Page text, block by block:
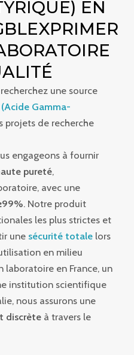
EN
une source
(Acide Gamma-
projets de recherche
engageons à fournir
pureté,
avec une
. Notre produit
les plus strictes et
une sécurité totale lors
en milieu
laboratoire en France, un
institution scientifique
nous assurons une
discrète à travers le